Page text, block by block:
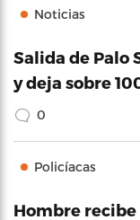
Noticias
Salida de Palo
y deja sobre
0
Policíacas
Hombre